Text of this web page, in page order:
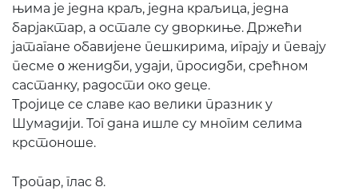
њима је једна краљ, једна краљица, једна
барјактар, а остале су дворкиње. Држећи
јатагане обавијене пешкирима, играју и певају
песме ο женидби, удаји, просидби, срећном
састанку, радости око деце.
Тројице се славе као велики празник у
Шумадији. Тог дана ишле су многим селима
крстоноше.
Тропар, глас 8.